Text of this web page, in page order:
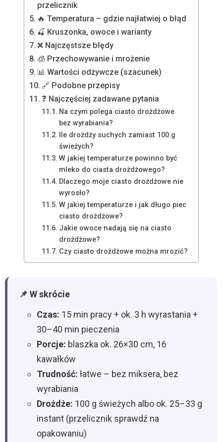
przelicznik
🔥 Temperatura – gdzie najłatwiej o błąd
🍒 Kruszonka, owoce i warianty
❌ Najczęstsze błędy
🧊 Przechowywanie i mrożenie
📊 Wartości odżywcze (szacunek)
🔗 Podobne przepisy
❓ Najczęściej zadawane pytania
Na czym polega ciasto drożdżowe
bez wyrabiania?
Ile drożdży suchych zamiast 100 g
świeżych?
W jakiej temperaturze powinno być
mleko do ciasta drożdżowego?
Dlaczego moje ciasto drożdżowe nie
wyrosło?
W jakiej temperaturze i jak długo piec
ciasto drożdżowe?
Jakie owoce nadają się na ciasto
drożdżowe?
Czy ciasto drożdżowe można mrozić?
📌 W skrócie
Czas: 15 min pracy + ok. 3 h wyrastania +
30–40 min pieczenia
Porcje: blaszka ok. 26×30 cm, 16
kawałków
Trudność: łatwe – bez miksera, bez
wyrabiania
Drożdże: 100 g świeżych albo ok. 25–33 g
instant (przelicznik sprawdź na
opakowaniu)